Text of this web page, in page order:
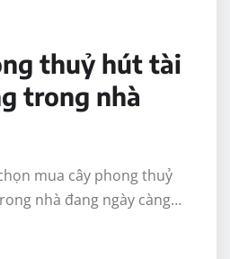
thuỷ hút tài
trong nhà
mua cây phong thuỷ
nhà đang ngày càng…